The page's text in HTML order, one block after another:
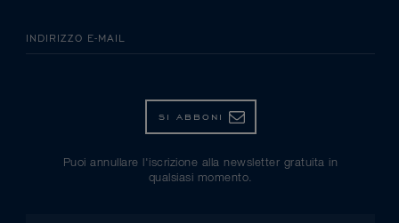
INDIRIZZO E-MAIL
SI ABBONI
Puoi annullare l'iscrizione alla newsletter gratuita in
qualsiasi momento.